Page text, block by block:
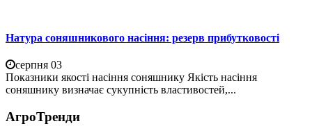
Натура соняшникового насіння: резерв прибутковості
серпня 03
Показники якості насіння соняшнику Якість насіння
соняшнику визначає сукупність властивостей,...
АгроТренди